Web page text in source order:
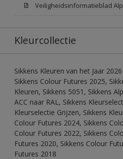
Kleurcollectie
Sikkens Kleuren van het Jaar
Sikkens Colour Futures 2025,
Kleuren, Sikkens 5051, Sikkens
ACC naar RAL, Sikkens
Kleurselectie Grijzen, Sikkens
Colour Futures 2024, Sikkens
Colour Futures 2022, Sikkens
Futures 2020, Sikkens Colour
Futures 2018